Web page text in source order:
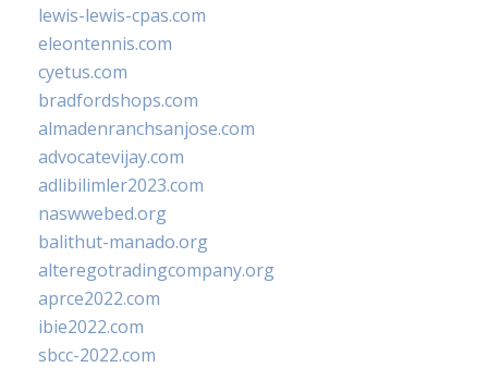
lewis-lewis-cpas.com
eleontennis.com
cyetus.com
bradfordshops.com
almadenranchsanjose.com
advocatevijay.com
adlibilimler2023.com
naswwebed.org
balithut-manado.org
alteregotradingcompany.org
aprce2022.com
ibie2022.com
sbcc-2022.com